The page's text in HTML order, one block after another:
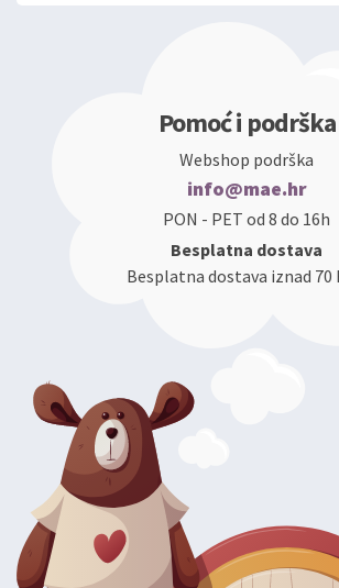
Pomoć i podrška
Webshop podrška
info@mae.hr
PON - PET od 8 do 16h
Besplatna dostava
Besplatna dostava iznad 70